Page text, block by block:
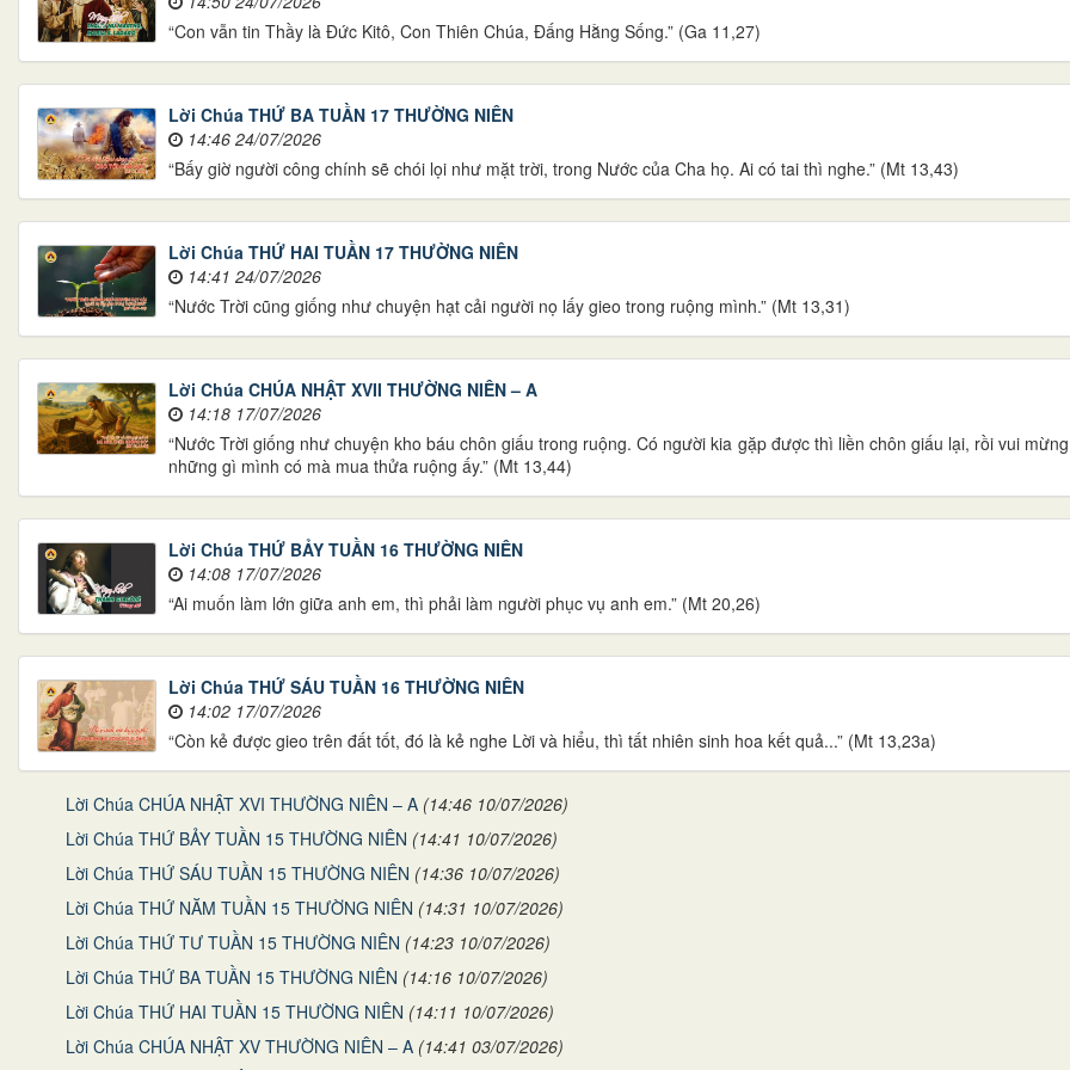
“Con vẫn tin Thầy là Đức Kitô, Con Thiên Chúa, Đấng Hằng Sống.” (Ga 11,27)
Lời Chúa THỨ BA TUẦN 17 THƯỜNG NIÊN
14:46 24/07/2026
“Bấy giờ người công chính sẽ chói lọi như mặt trời, trong Nước của Cha họ. Ai có tai thì nghe.” (Mt 13,43)
Lời Chúa THỨ HAI TUẦN 17 THƯỜNG NIÊN
14:41 24/07/2026
“Nước Trời cũng giống như chuyện hạt cải người nọ lấy gieo trong ruộng mình.” (Mt 13,31)
Lời Chúa CHÚA NHẬT XVII THƯỜNG NIÊN – A
14:18 17/07/2026
“Nước Trời giống như chuyện kho báu chôn giấu trong ruộng. Có người kia gặp được thì liền chôn giấu lại, rồi vui
những gì mình có mà mua thửa ruộng ấy.” (Mt 13,44)
Lời Chúa THỨ BẢY TUẦN 16 THƯỜNG NIÊN
14:08 17/07/2026
“Ai muốn làm lớn giữa anh em, thì phải làm người phục vụ anh em.” (Mt 20,26)
Lời Chúa THỨ SÁU TUẦN 16 THƯỜNG NIÊN
14:02 17/07/2026
“Còn kẻ được gieo trên đất tốt, đó là kẻ nghe Lời và hiểu, thì tất nhiên sinh hoa kết quả...” (Mt 13,23a)
Lời Chúa CHÚA NHẬT XVI THƯỜNG NIÊN – A (14:46 10/07/2026)
Lời Chúa THỨ BẢY TUẦN 15 THƯỜNG NIÊN (14:41 10/07/2026)
Lời Chúa THỨ SÁU TUẦN 15 THƯỜNG NIÊN (14:36 10/07/2026)
Lời Chúa THỨ NĂM TUẦN 15 THƯỜNG NIÊN (14:31 10/07/2026)
Lời Chúa THỨ TƯ TUẦN 15 THƯỜNG NIÊN (14:23 10/07/2026)
Lời Chúa THỨ BA TUẦN 15 THƯỜNG NIÊN (14:16 10/07/2026)
Lời Chúa THỨ HAI TUẦN 15 THƯỜNG NIÊN (14:11 10/07/2026)
Lời Chúa CHÚA NHẬT XV THƯỜNG NIÊN – A (14:41 03/07/2026)